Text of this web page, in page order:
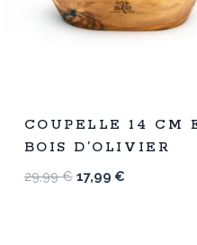
-
40
COUPELLE 14 CM
BOIS D’OLIVIER
29,99€ Le
17,99 €Le